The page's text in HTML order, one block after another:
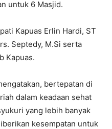
untuk 6 Masjid.
Kapuas Erlin Hardi, ST
Septedy, M.Si serta
Kapuas.
bertepatan di
dalam keadaan sehat
yang lebih banyak
kesempatan untuk